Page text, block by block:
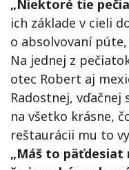
„Niektoré tie
ich základe v cieli
o absolvovaní
Na jednej z
otec Robert aj
Radostnej,
na všetko krásne,
reštaurácii mu to
„Máš to päťdesiat